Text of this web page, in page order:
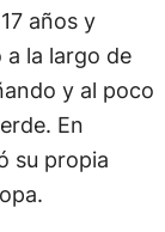
años y
a la largo de
y al poco
En
su propia